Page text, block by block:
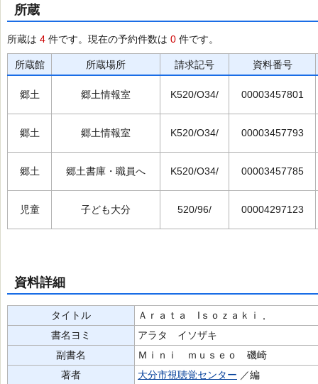
所蔵
所蔵は 4 件です。現在の予約件数は 0 件です。
所蔵館 所蔵場所 請求記号 資料番号
郷土 郷土情報室 K520/O34/ 00003457801
郷土 郷土情報室 K520/O34/ 00003457793
郷土 郷土書庫・職員へ K520/O34/ 00003457785
児童 子ども大分 520/96/ 00004297123
資料詳細
タイトル
Ａｒａｔａ Iｓｏｚａｋｉ ,
書名ヨミ
アラタ イソザキ
副書名
Ｍｉｎｉ ｍｕｓｅｏ 磯崎
著者
大分市視聴覚センター ／編